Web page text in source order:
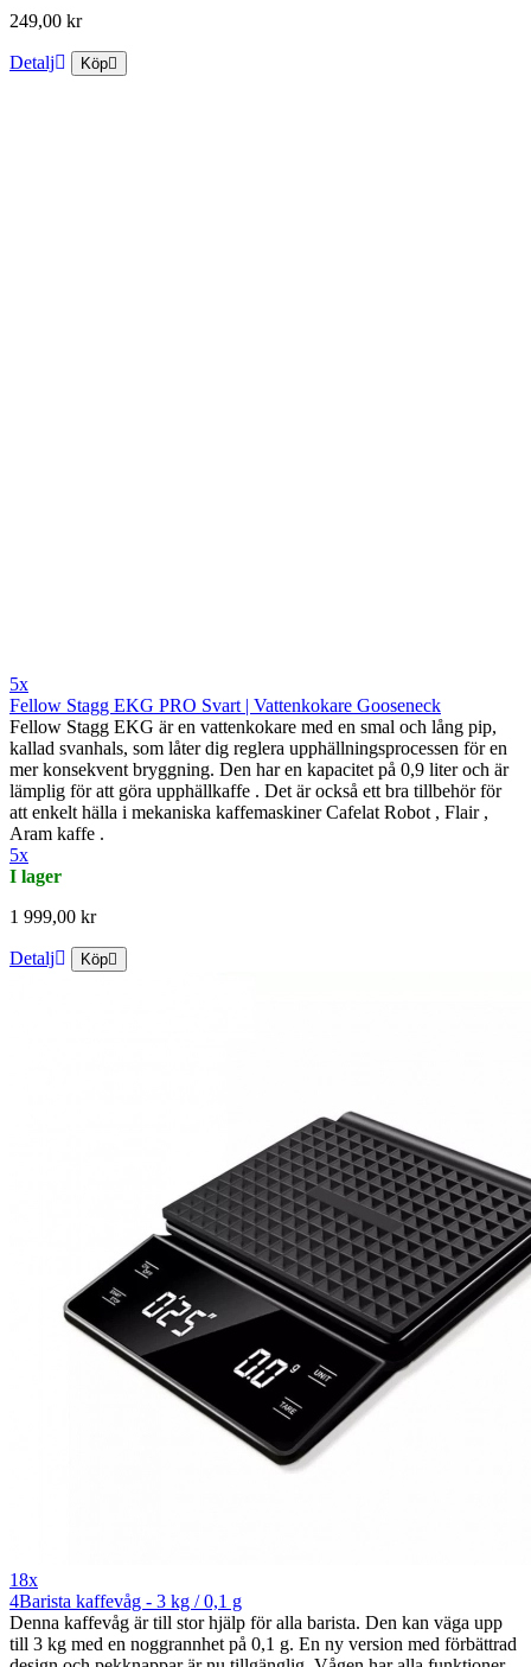
249,00 kr
Detalj Köp
5x
Fellow Stagg EKG PRO Svart | Vattenkokare Gooseneck
Fellow Stagg EKG är en vattenkokare med en smal och lång pip,
kallad svanhals, som låter dig reglera upphällningsprocessen för en
mer konsekvent bryggning. Den har en kapacitet på 0,9 liter och är
lämplig för att göra upphällkaffe . Det är också ett bra tillbehör för
att enkelt hälla i mekaniska kaffemaskiner Cafelat Robot , Flair ,
Aram kaffe .
5x
I lager
1 999,00 kr
Detalj Köp
18x
4Barista kaffevåg - 3 kg / 0,1 g
Denna kaffevåg är till stor hjälp för alla barista. Den kan väga upp
till 3 kg med en noggrannhet på 0,1 g. En ny version med förbättrad